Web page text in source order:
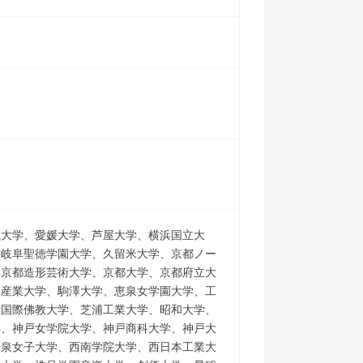
学、愛媛大学、芦屋大学、横浜国立大
阜聖徳学園大学、久留米大学、京都ノー
都造形芸術大学、京都大学、京都府立大
業大学、駒澤大学、恵泉女学園大学、工
際佛教大学、芝浦工業大学、昭和大学、
神戸女学院大学、神戸商科大学、神戸大
女子大学、西南学院大学、西日本工業大